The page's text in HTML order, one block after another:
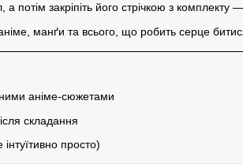
а потім закріпіть його стрічкою з
манґи та всього, що робить серце
аніме-сюжетами
складання
просто)